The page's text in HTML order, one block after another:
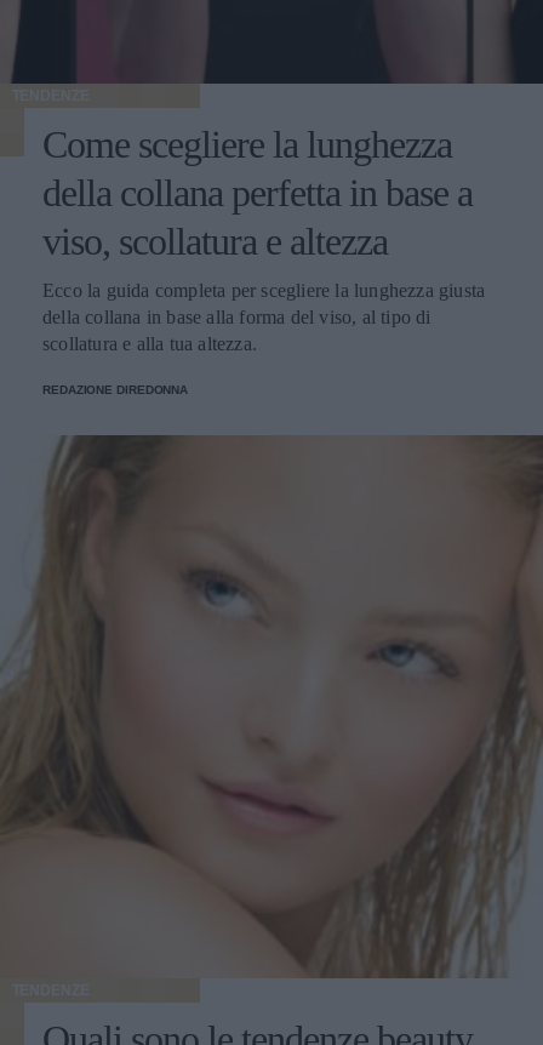
TENDENZE
Come scegliere la lunghezza
della collana perfetta in base a
viso, scollatura e altezza
Ecco la guida completa per scegliere la lunghezza giusta
della collana in base alla forma del viso, al tipo di
scollatura e alla tua altezza.
REDAZIONE DIREDONNA
TENDENZE